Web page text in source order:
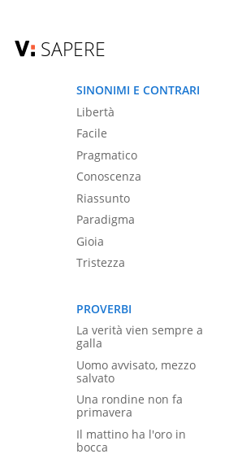
SAPERE
SINONIMI E CONTRARI
Libertà
Facile
Pragmatico
Conoscenza
Riassunto
Paradigma
Gioia
Tristezza
PROVERBI
La verità vien sempre a
galla
Uomo avvisato, mezzo
salvato
Una rondine non fa
primavera
Il mattino ha l'oro in
bocca